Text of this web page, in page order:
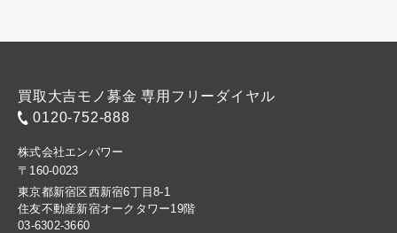
買取大吉モノ募金 専用フリーダイヤル
0120-752-888
株式会社エンパワー
〒160-0023
東京都新宿区西新宿6丁目8-1
住友不動産新宿オークタワー19階
03-6302-3660